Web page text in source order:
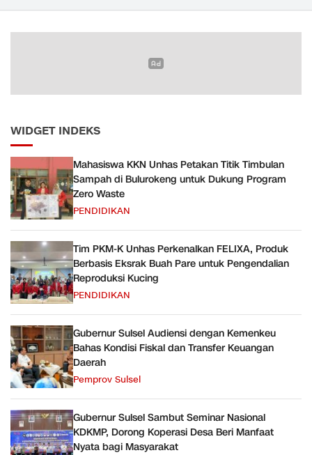
WIDGET INDEKS
Mahasiswa KKN Unhas Petakan Titik Timbulan
Sampah di Bulurokeng untuk Dukung Program
Zero Waste
PENDIDIKAN
Tim PKM-K Unhas Perkenalkan FELIXA, Produk
Berbasis Eksrak Buah Pare untuk Pengendalian
Reproduksi Kucing
PENDIDIKAN
Gubernur Sulsel Audiensi dengan Kemenkeu
Bahas Kondisi Fiskal dan Transfer Keuangan
Daerah
Pemprov Sulsel
Gubernur Sulsel Sambut Seminar Nasional
KDKMP, Dorong Koperasi Desa Beri Manfaat
Nyata bagi Masyarakat